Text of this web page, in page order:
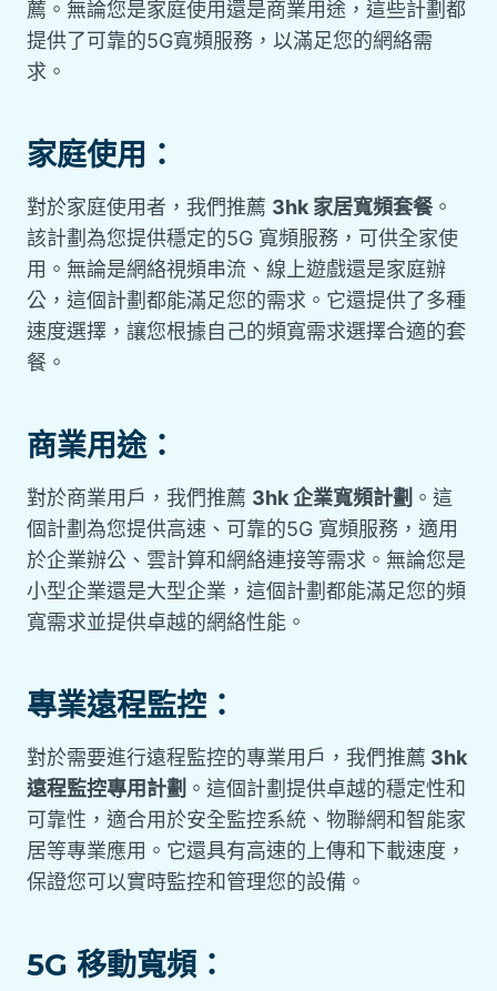
薦。無論您是家庭使用還是商業用途，這些計劃都
提供了可靠的5G寬頻服務，以滿足您的網絡需
求。
家庭使用：
對於家庭使用者，我們推薦 3hk 家居寬頻套餐。
該計劃為您提供穩定的5G 寬頻服務，可供全家使
用。無論是網絡視頻串流、線上遊戲還是家庭辦
公，這個計劃都能滿足您的需求。它還提供了多種
速度選擇，讓您根據自己的頻寬需求選擇合適的套
餐。
商業用途：
對於商業用戶，我們推薦 3hk 企業寬頻計劃 。這
個計劃為您提供高速、可靠的5G 寬頻服務，適用
於企業辦公、雲計算和網絡連接等需求。無論您是
小型企業還是大型企業，這個計劃都能滿足您的頻
寬需求並提供卓越的網絡性能。
專業遠程監控：
對於需要進行遠程監控的專業用戶，我們推薦 3hk
遠程監控專用計劃 。這個計劃提供卓越的穩定性和
可靠性，適合用於安全監控系統、物聯網和智能家
居等專業應用。它還具有高速的上傳和下載速度，
保證您可以實時監控和管理您的設備。
5G 移動寬頻：